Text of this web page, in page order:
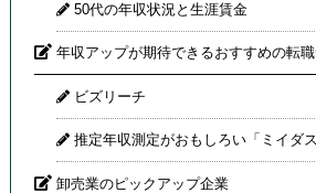
50代の年収状況と生涯賃金
年収アップが期待できるおすすめの転
ビズリーチ
推定年収測定がおもしろい「ミイダス
卸売業のピックアップ企業